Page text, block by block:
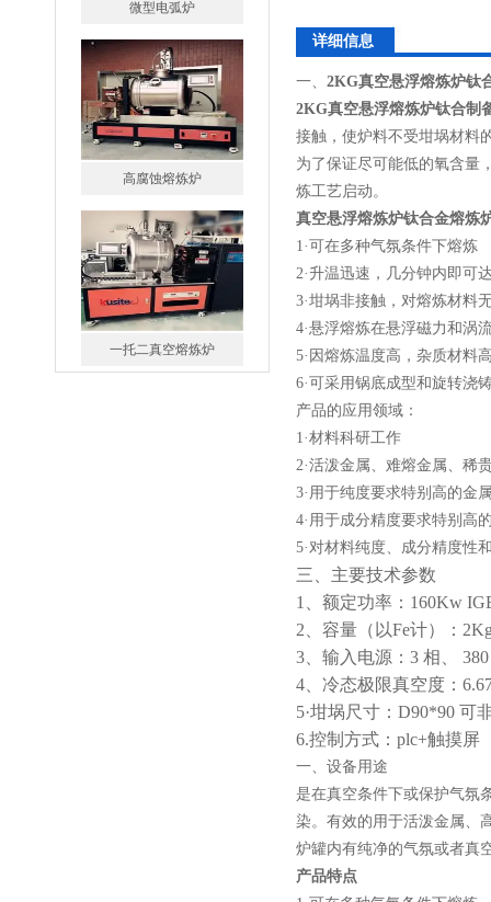
高腐蚀熔炼炉
一托二真空熔炼炉
详细信息
一、 2KG真空悬浮熔炼炉钛
2KG真空悬浮熔炼炉钛合制
接触，使炉料不受坩埚材料
为了保证尽可能低的氧含量
炼工艺启动。
真空悬浮熔炼炉钛合金熔炼
1·可在多种气氛条件下熔炼
2· 升温迅速，几分钟内即可
3·坩埚非接触，对熔炼材料
4·悬浮熔炼在悬浮磁力和涡
5·因熔炼温度高，杂质材料
6·可采用锅底成型和旋转浇
产品的应用领域：
1·材料科研工作
2·活泼金属、难熔金属、稀
3· 用于纯度要求特别高的金
4· 用于成分精度要求特别高
5·对材料纯度、成分精度性
三、 主要技术参数
1、 额定功率：160Kw
2、 容量（以Fe计）：
3、 输入电源：3 相、
4、 冷态极限真空度：
5·坩埚尺寸：D90*90 可
6.控制方式：plc+触摸屏
一、 设备用途
是在真空条件下或保护气氛
染。有效的用于活泼金属、
炉罐内有纯净的气氛或者真
产品特点